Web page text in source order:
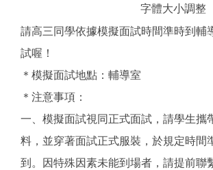
字體大小調整
請高三同學依據模擬面試時間準時到輔
試喔！
＊模擬面試地點：輔導室
＊注意事項：
一、模擬面試視同正式面試，請學生攜
料，並穿著面試正式服裝，於規定時間
到。因特殊因素未能到場者，請提前聯